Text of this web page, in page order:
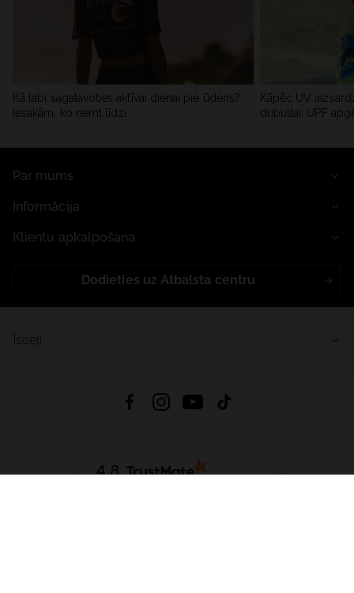
Kā labi sagatavoties aktīvai dienai pie ūdens?
Iesakām, ko ņemt līdzi
Kāpēc UV
dubultai: UPF
Par mums
Informācija
Klientu apkalpošana
Dodieties uz Atbalsta centru
4.8